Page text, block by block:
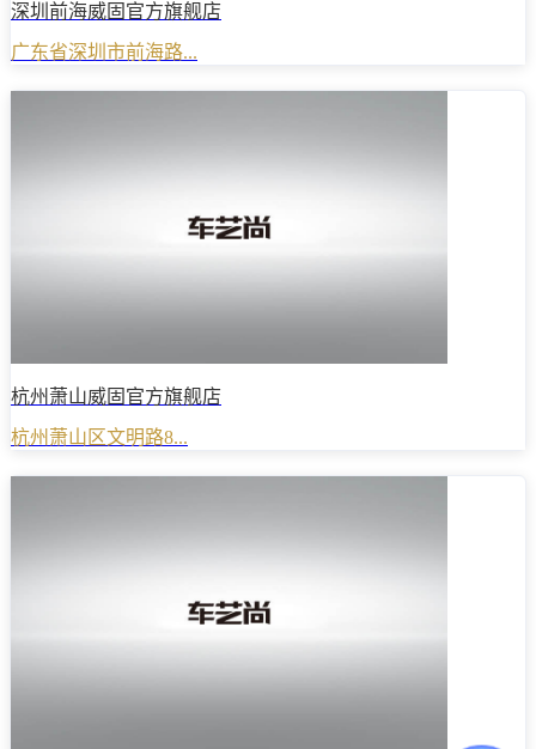
深圳前海威固官方旗舰店
广东省深圳市前海路...
杭州萧山威固官方旗舰店
杭州萧山区文明路8...